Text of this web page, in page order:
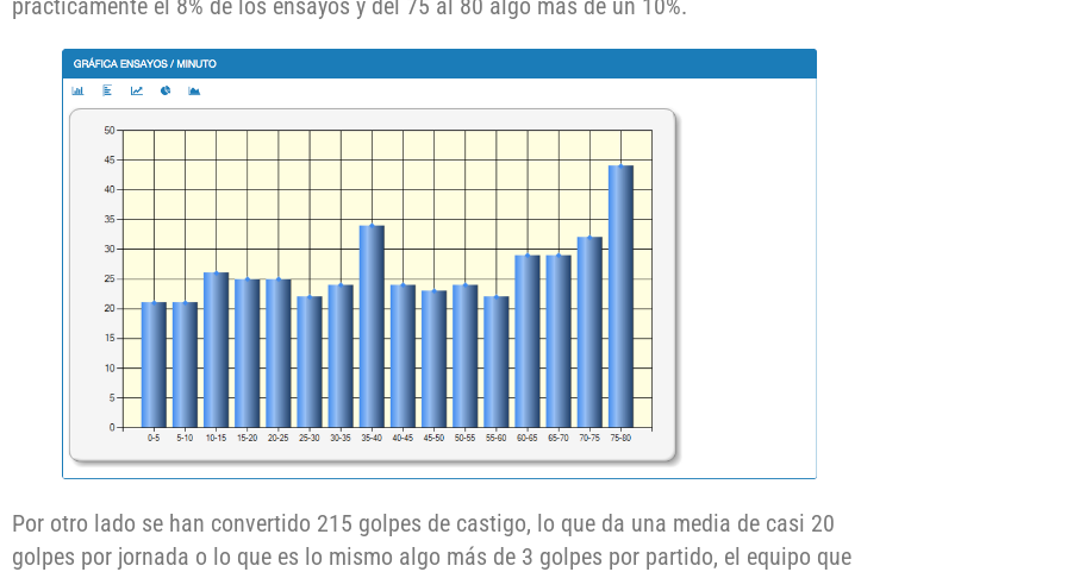
prácticamente el 8% de los ensayos y del 75 al 80 algo más de un 10%.
Por otro lado se han convertido 215 golpes de castigo, lo que da una media de casi 20
golpes por jornada o lo que es lo mismo algo más de 3 golpes por partido, el equipo que